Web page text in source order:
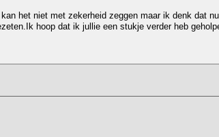
het niet met zekerheid zeggen maar ik denk dat
hoop dat ik jullie een stukje verder heb